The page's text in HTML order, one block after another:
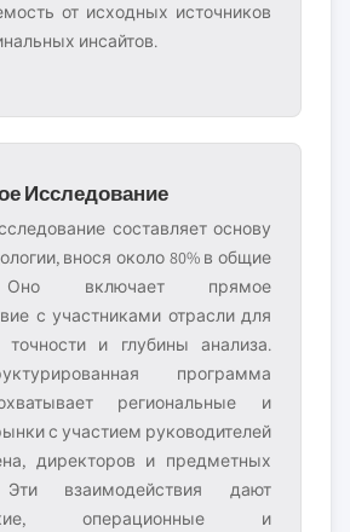
от исходных источников
инсайтов.
Исследование
составляет основу
внося около 80% в общие
Оно включает прямое
с участниками отрасли для
точности и глубины анализа.
программа
региональные и
с участием руководителей
директоров и предметных
Эти взаимодействия дают
операционные и